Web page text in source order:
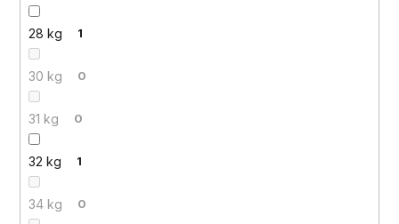
28 kg 1
30 kg 0
31 kg 0
32 kg 1
34 kg 0